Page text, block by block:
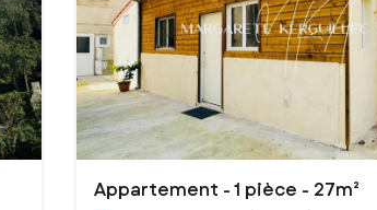
Appartement - 1 pièce - 27m²